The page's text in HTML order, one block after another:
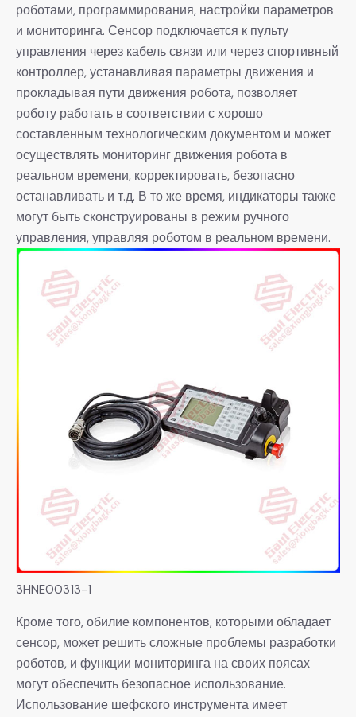
роботами, программирования, настройки параметров
и мониторинга. Сенсор подключается к пульту
управления через кабель связи или через спортивный
контроллер, устанавливая параметры движения и
прокладывая пути движения робота, позволяет
роботу работать в соответствии с хорошо
составленным технологическим документом и может
осуществлять мониторинг движения робота в
реальном времени, корректировать, безопасно
останавливать и т.д. В то же время, индикаторы также
могут быть сконструированы в режим ручного
управления, управляя роботом в реальном времени.
3HNE00313-1
Кроме того, обилие компонентов, которыми обладает
сенсор, может решить сложные проблемы разработки
роботов, и функции мониторинга на своих поясах
могут обеспечить безопасное использование.
Использование шефского инструмента имеет